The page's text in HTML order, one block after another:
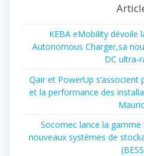
KEBA eMobility dévoile
Autonomous Charger,sa
DC ultra-
Qair et PowerUp
et la performance des
Socomec lance la gamme
nouveaux systèmes de